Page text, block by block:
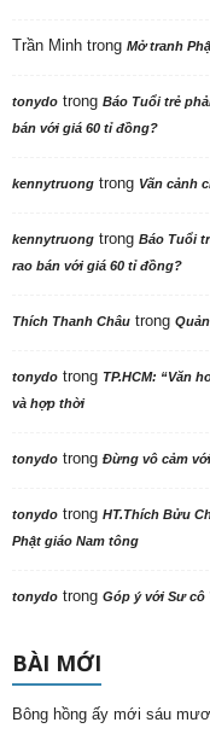
Trần Minh trong Mở tranh
tonydo trong Báo Tuổi trẻ
bán với giá 60 tỉ đồng?
kennytruong trong Vãn cảnh
kennytruong trong Báo Tuổi
rao bán với giá 60 tỉ đồng?
Thích Thanh Châu trong
tonydo trong TP.HCM: “Văn
và hợp thời
tonydo trong Đừng vô cảm
tonydo trong HT.Thích Bửu
Phật giáo Nam tông
tonydo trong Góp ý với Sư cô
BÀI MỚI
Bông hồng ấy mới sáu